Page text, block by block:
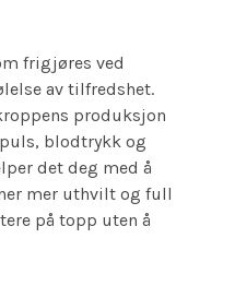
frigjøres ved
av tilfredshet.
produksjon
blodtrykk og
det deg med å
mer uthvilt og full
på topp uten å